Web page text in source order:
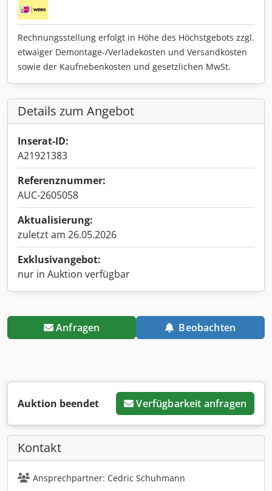
Rechnungsstellung erfolgt in Höhe des Höchstgebots zzgl.
etwaiger Demontage-/Verladekosten und Versandkosten
sowie der Kaufnebenkosten und gesetzlichen MwSt.
Details zum Angebot
Inserat-ID:
A21921383
Referenznummer:
AUC-2605058
Aktualisierung:
zuletzt am 26.05.2026
Exklusivangebot:
nur in Auktion verfügbar
Anfragen Beobachten
Auktion beendet Verfügbarkeit anfragen
Kontakt
Ansprechpartner: Cedric Schuhmann